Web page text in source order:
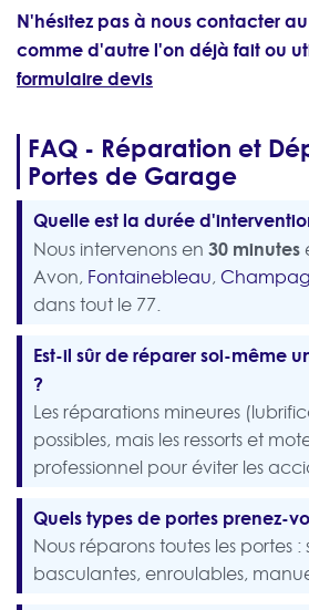
N'hésitez pas à nous contacter
comme d'autre l'on déjà fait ou
formulaire devis
FAQ - Réparation et
Portes de Garage
Quelle est la durée
Nous intervenons en 30 minutes
Avon, Fontainebleau,
dans tout le 77.
Est-il sûr de réparer soi-même
?
Les réparations mineures
possibles, mais les ressorts et
professionnel pour éviter les
Quels types de portes prenez-
Nous réparons toutes les portes :
basculantes, enroulables,